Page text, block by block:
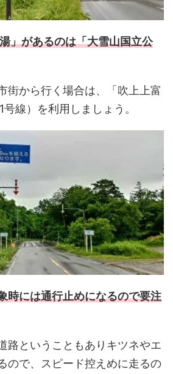
」があるのは「大雪山国立公
街から行く場合は、「吹上上富
線）を利用しましょう。
時には通行止めになるので要注
路ということもありキツネやエ
ので、スピード控えめに走るの